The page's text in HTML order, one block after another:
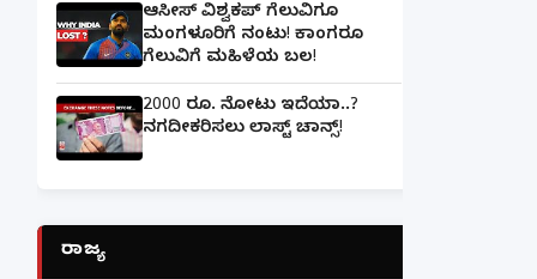
ಆಸೀಸ್ ವಿಶ್ವಕಪ್ ಗೆಲುವಿಗೂ
ಮಂಗಳೂರಿಗೆ ನಂಟು! ಕಾಂಗರೂ
ಗೆಲುವಿಗೆ ಮಹಿಳೆಯ ಬಲ!
2000 ರೂ. ನೋಟು ಇದೆಯಾ..?
ನಗದೀಕರಿಸಲು ಲಾಸ್ಟ್‌ ಚಾನ್ಸ್‌!
ರಾಜ್ಯ